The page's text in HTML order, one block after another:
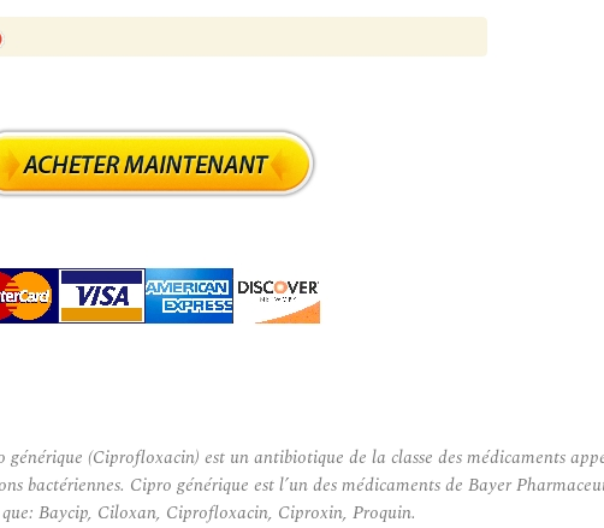
(Ciprofloxacin) est un antibiotique de la classe des médicaments
bactériennes. Cipro générique est l’un des médicaments de Bayer
Baycip, Ciloxan, Ciprofloxacin, Ciproxin, Proquin.